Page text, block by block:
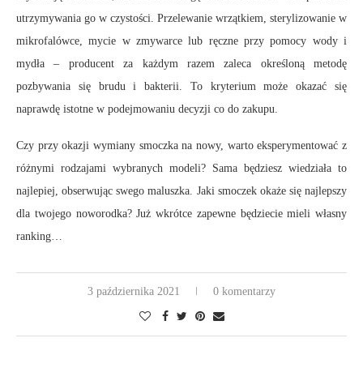
utrzymywania go w czystości. Przelewanie wrzątkiem, sterylizowanie w
mikrofalówce, mycie w zmywarce lub ręczne przy pomocy wody i
mydła – producent za każdym razem zaleca określoną metodę
pozbywania się brudu i bakterii. To kryterium może okazać się
naprawdę istotne w podejmowaniu decyzji co do zakupu.
Czy przy okazji wymiany smoczka na nowy, warto eksperymentować z
różnymi rodzajami wybranych modeli? Sama będziesz wiedziała to
najlepiej, obserwując swego maluszka. Jaki smoczek okaże się najlepszy
dla twojego noworodka? Już wkrótce zapewne będziecie mieli własny
ranking…
3 października 2021 0 komentarzy